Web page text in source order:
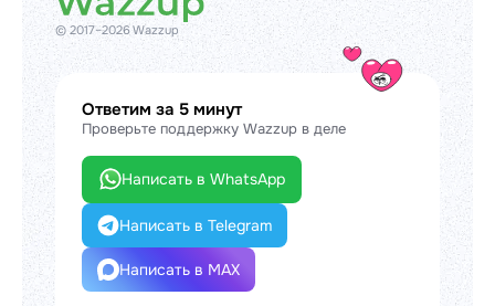
© 2017–2026 Wazzup
Ответим за 5 минут
Проверьте поддержку Wazzup в деле
Написать в WhatsApp
Написать в Telegram
Написать в MAX